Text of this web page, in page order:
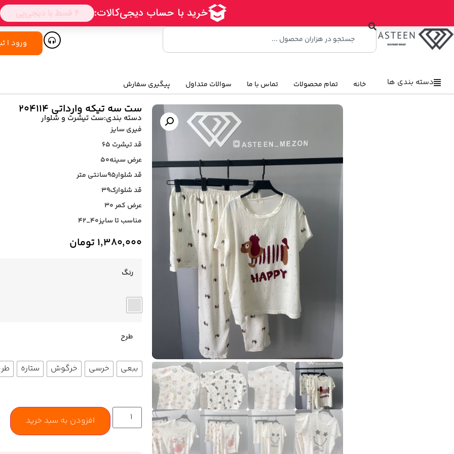
ورود |
دسته بندی ها خانه تمام محصولات تماس با ما سوالات متداول پیگیری سفارش
ست سه تیکه وارداتی ۲۰۴۱۱۴
دسته بندی:ست تیشرت و شلوار
فیری سایز‌
قد تیشرت ۶۵
عرض سینه۵۰
قد شلوار۹۵سانتی متر
قد شلوارک۳۹
عرض کمر ۳۰
مناسب تا سایز۴۰_۴۲
۱,۳۸۰,۰۰۰ تومان
رنگ
طرح
ببعی خرسی خرگوش ستاره
افزودن به سبد خرید